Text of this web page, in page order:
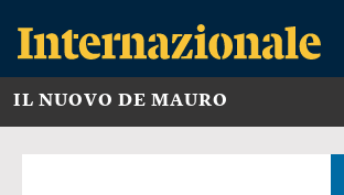
IL NUOVO DE MAURO